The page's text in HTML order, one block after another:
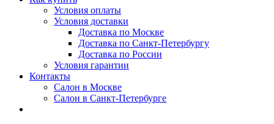
Условия оплаты
Условия доставки
Доставка по Москве
Доставка по Санкт-Петербургу
Доставка по России
Условия гарантии
Контакты
Салон в Москве
Салон в Санкт-Петербурге